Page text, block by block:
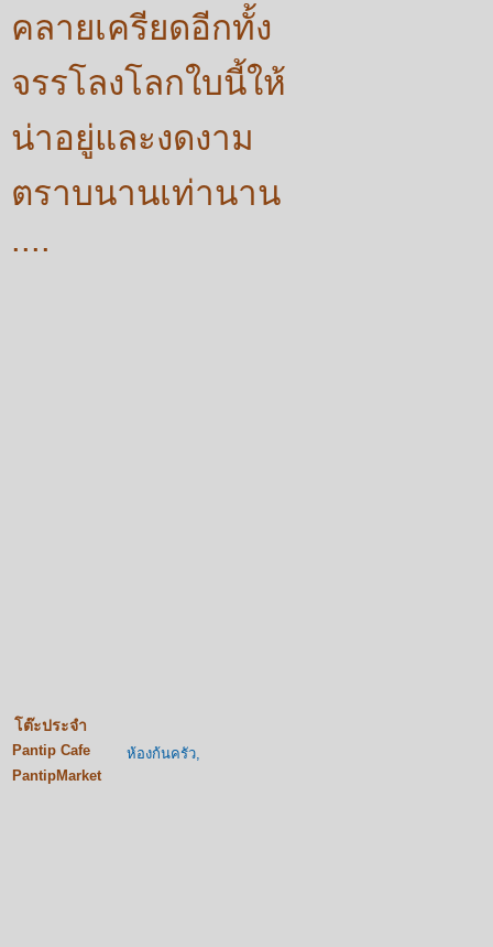
คลายเครียดอีกทั้ง
จรรโลงโลกใบนี้ให้
น่าอยู่และงดงาม
ตราบนานเท่านาน
....
โต๊ะประจำ
Pantip Cafe
ห้องก้นครัว,
PantipMarket